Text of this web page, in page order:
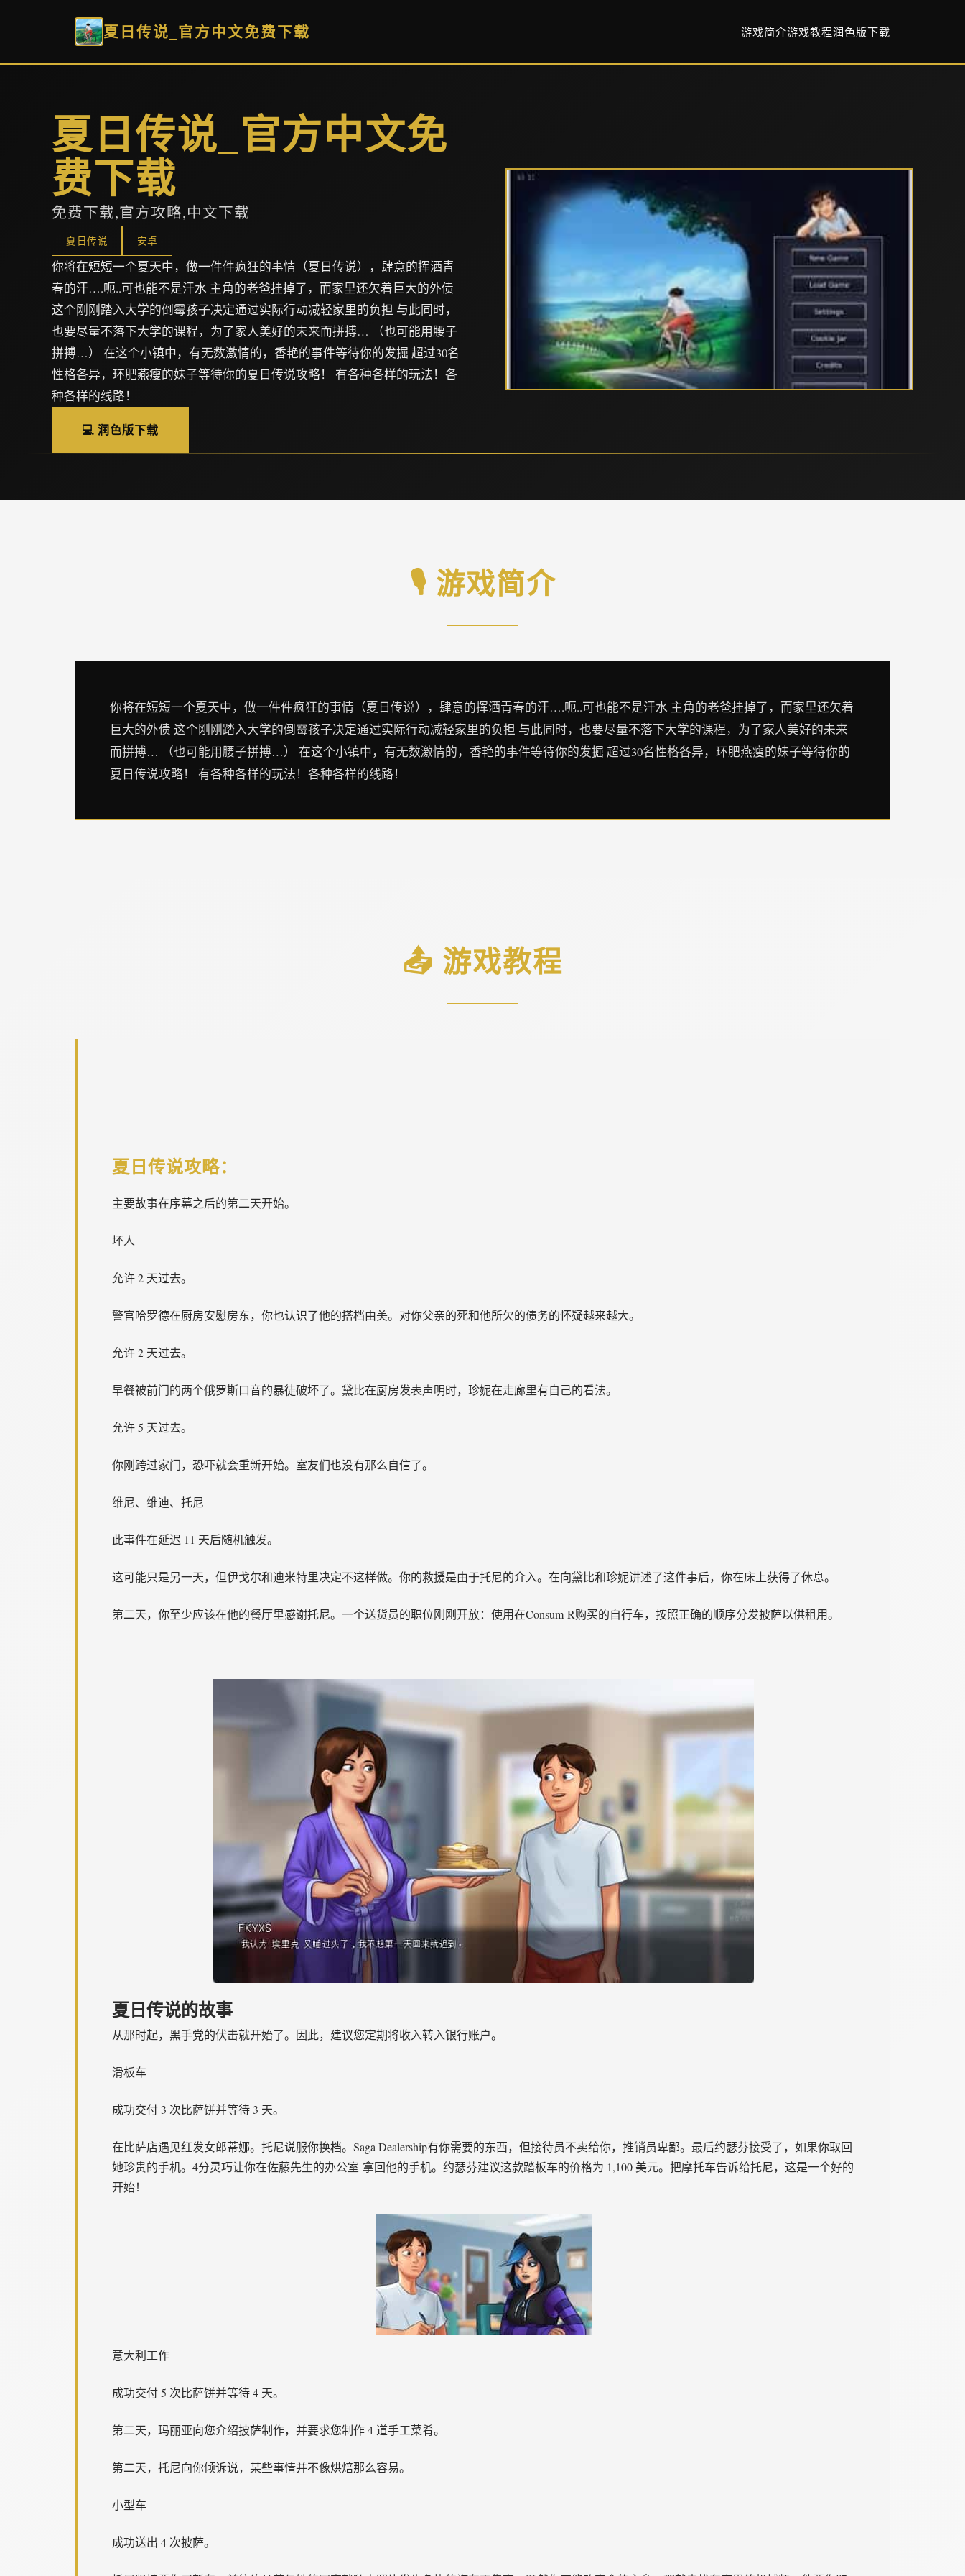
夏日传说_官方中文免费下载 游戏简介游戏教程润色版下载
夏日传说_官方中文免
费下载
免费下载,官方攻略,中文下载
夏日传说 安卓
你将在短短一个夏天中，做一件件疯狂的事情（夏日传说），肆意的挥洒青
春的汗….呃..可也能不是汗水 主角的老爸挂掉了，而家里还欠着巨大的外债
这个刚刚踏入大学的倒霉孩子决定通过实际行动减轻家里的负担 与此同时，
也要尽量不落下大学的课程，为了家人美好的未来而拼搏… （也可能用腰子
拼搏…） 在这个小镇中，有无数激情的，香艳的事件等待你的发掘 超过30名
性格各异，环肥燕瘦的妹子等待你的夏日传说攻略！ 有各种各样的玩法！各
种各样的线路！
💻 润色版下载
🎙️ 游戏简介
你将在短短一个夏天中，做一件件疯狂的事情（夏日传说），肆意的挥洒青春的汗….呃..可也能不是汗水 主角的老爸挂掉了，而家里还欠着
巨大的外债 这个刚刚踏入大学的倒霉孩子决定通过实际行动减轻家里的负担 与此同时，也要尽量不落下大学的课程，为了家人美好的未来
而拼搏… （也可能用腰子拼搏…） 在这个小镇中，有无数激情的，香艳的事件等待你的发掘 超过30名性格各异，环肥燕瘦的妹子等待你的
夏日传说攻略！ 有各种各样的玩法！各种各样的线路！
📤 游戏教程
夏日传说攻略：
主要故事在序幕之后的第二天开始。
坏人
允许 2 天过去。
警官哈罗德在厨房安慰房东，你也认识了他的搭档由美。对你父亲的死和他所欠的债务的怀疑越来越大。
允许 2 天过去。
早餐被前门的两个俄罗斯口音的暴徒破坏了。黛比在厨房发表声明时，珍妮在走廊里有自己的看法。
允许 5 天过去。
你刚跨过家门，恐吓就会重新开始。室友们也没有那么自信了。
维尼、维迪、托尼
此事件在延迟 11 天后随机触发。
这可能只是另一天，但伊戈尔和迪米特里决定不这样做。你的救援是由于托尼的介入。在向黛比和珍妮讲述了这件事后，你在床上获得了休息。
第二天，你至少应该在他的餐厅里感谢托尼。一个送货员的职位刚刚开放：使用在Consum-R购买的自行车，按照正确的顺序分发披萨以供租用。
夏日传说的故事
从那时起，黑手党的伏击就开始了。因此，建议您定期将收入转入银行账户。
滑板车
成功交付 3 次比萨饼并等待 3 天。
在比萨店遇见红发女郎蒂娜。托尼说服你换档。Saga Dealership有你需要的东西，但接待员不卖给你，推销员卑鄙。最后约瑟芬接受了，如果你取回
她珍贵的手机。4分灵巧让你在佐藤先生的办公室 拿回他的手机。约瑟芬建议这款踏板车的价格为 1,100 美元。把摩托车告诉给托尼，这是一个好的
开始！
意大利工作
成功交付 5 次比萨饼并等待 4 天。
第二天，玛丽亚向您介绍披萨制作，并要求您制作 4 道手工菜肴。
第二天，托尼向你倾诉说，某些事情并不像烘焙那么容易。
小型车
成功送出 4 次披萨。